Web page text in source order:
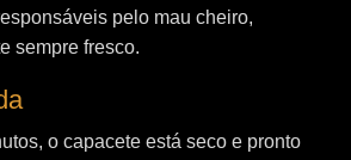
pelo mau cheiro,
sempre fresco.
o capacete está seco e pronto